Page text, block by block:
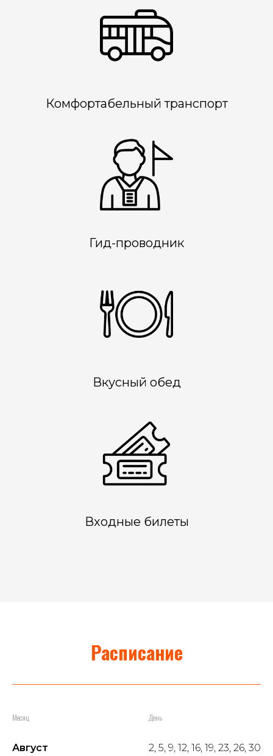
Комфортабельный транспорт
Гид-проводник
Вкусный обед
Входные билеты
Расписание
Месяц День
Август 2, 5, 9, 12, 16, 19, 23, 26, 30